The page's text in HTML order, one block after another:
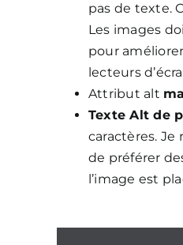
pas de texte.
Les images
pour
lecteurs
Attribut alt
Texte Alt de
caractères.
de préférer
l’image est